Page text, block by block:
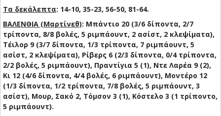
Τα δεκάλεπτα: 14-10, 35-23, 56-50, 81-64.
ΒΑΛΕΝΘΙΑ (Μαρτίνεθ): Μπάντιο 20 (3/6 δίποντα, 2/7
τρίποντα, 8/8 βολές, 5 ριμπάουντ, 2 ασίστ, 2 κλεψίματα),
Τέιλορ 9 (3/7 δίποντα, 1/3 τρίποντα, 7 ριμπάουντ, 5
ασίστ, 2 κλεψίματα), Ρίβερς 6 (2/3 δίποντα, 0/4 τρίποντα,
2/2 βολές, 5 ριμπάουντ), Πραντίγια 5 (1), Ντε Λαρέα 9 (2),
Κι 12 (4/6 δίποντα, 4/4 βολές, 6 ριμπάουντ), Μοντέρο 12
(1/3 δίποντα, 1/2 τρίποντα, 7/8 βολές, 5 ριμπάουντ, 3
ασίστ), Μουρ, Σακό 2, Τόμσον 3 (1), Κόστελο 3 (1 τρίποντο,
5 ριμπάουντ).